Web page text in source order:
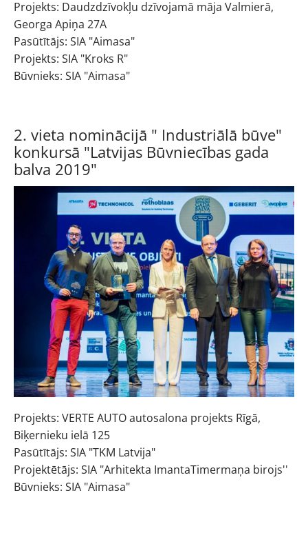
Projekts: Daudzdzīvokļu dzīvojamā māja Valmierā,
Georga Apiņa 27A
Pasūtītājs: SIA "Aimasa"
Projekts: SIA "Kroks R"
Būvnieks: SIA "Aimasa"
2. vieta nominācijā " Industriālā būve"
konkursā "Latvijas Būvniecības gada
balva 2019"
Projekts: VERTE AUTO autosalona projekts Rīgā,
Biķernieku ielā 125
Pasūtītājs: SIA "TKM Latvija"
Projektētājs: SIA "Arhitekta ImantaTimermaņa birojs''
Būvnieks: SIA "Aimasa"